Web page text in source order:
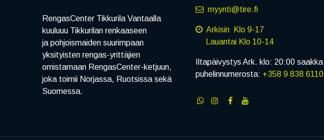
RengasCenter Tikkurila Vantaalla
kuuluuu Tikkurilan renkaaseen
ja pohjoismaiden suurimpaan
yksityisten rengas-yrittäjien
omistamaan RengasCenter-ketjuun,
joka toimii Norjassa, Ruotsissa sekä
Suomessa.
myynti@tire.fi
Arkisin Klo 9-17
Lauantai Klo 10-14
Iltapäivystys Ark. klo: 20:00 saakka
puhelinnumerosta: +358 9 838 6110